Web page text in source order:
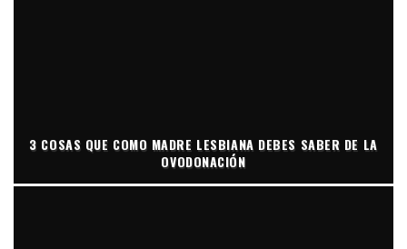
3 COSAS QUE COMO MADRE LESBIANA DEBES SABER DE LA
OVODONACIÓN